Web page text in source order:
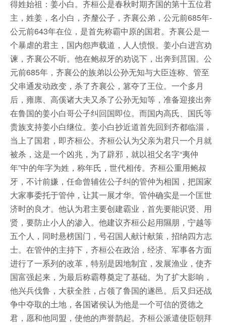
得姓始祖：姜小白。齐桓公是春秋时期齐国的第十五位君
主，姓姜，名小白，齐釐公子，齐襄公弟，公元前685年-
公元前643年在位，是首先称霸中原的国君。齐襄公是一
个暴虐的君主，国内怨声载道，人人愤恨。姜小白进宫劝
谏，齐襄公不听。他在鲍叔牙的劝说下，出奔到莒国。公
元前685年，齐襄公的族弟以公孙无知与大臣连称、管至
父串通发动政变，杀了齐襄公，篡夺了王位。一个多月
后，雍廪、高傒诸大夫又杀了公孙无知等，准备迎接出奔
在鲁国的姜小白哥公子纠回国即位。而国内高氏、国氏等
贵族支持姜小白继位。姜小白抄近道首先回到齐都临淄，
当上了国君，即齐桓公。齐桓公认为父亲为君只一个月就
被杀，这是一个凶兆，为了辟邪，就以祖父名字“夷仲
年”中的年字为姓，称年氏，世代相传。齐桓公重用鲍叔
牙，不计前嫌，任命曾辅佐公子纠的管仲为相国，把国家
大家事委托于管仲，让其一展才华。管仲确实是一个匡世
济时的良才。他认为君主要创建霸业，首先要能识贤、用
贤，要防止小人的渗入。他建议齐桓公起用隰朋，宁越等
五个人，同时悬榜国门，号召国人献计献策，招纳四方志
士。在管仲的主持下，齐桓公在政治，经济、军事各方面
进行了一系列的改革，特别是因地制宜，发展渔业，使齐
国富强起来，为最后称霸尊奠定了基础。为了扩大影响，
他兴兵伐鲁，大获全胜，占领了鲁国的遂邑。后又归还战
争中夺取的土地，各国诸侯认为他是一个可信的贤德之
君，愿和他同盟，使他的声誉鹊起。齐桓公派遣使臣朝拜